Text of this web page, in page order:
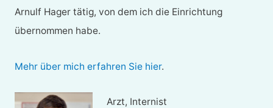
Arnulf Hager tätig, von dem ich die Einrichtung
übernommen habe.
Mehr über mich erfahren Sie hier.
Arzt, Internist